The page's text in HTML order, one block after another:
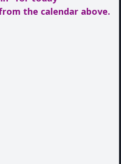
the calendar above.